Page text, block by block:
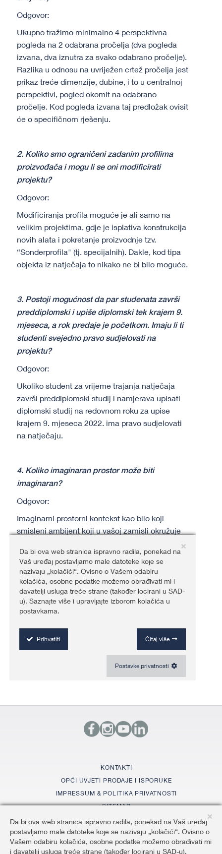
KONTAKTI
OPĆI UVJETI PRODAJE I ISPORUKE
IMPRESSUM & POLITIKA PRIVATNOSTI
SITEMAP
©2026 AluKönigStahl
C
Da bi ova web stranica ispravno radila, ponekad na Vaš uređaj
postavljamo male datoteke koje se nazivaju „kolačići“. Ovisno o
Vašem odabiru kolačića, osobne podatke možemo obrađivati mi
i davatelji usluga treće strane (također locirani u SAD-u).